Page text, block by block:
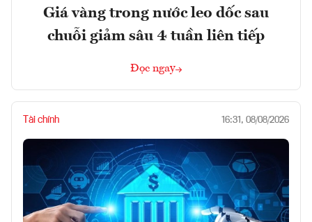
Giá vàng trong nước leo dốc sau
chuỗi giảm sâu 4 tuần liên tiếp
Đọc ngay
Tài chính 16:31, 08/08/2026